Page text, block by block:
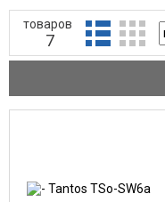
товаров
7